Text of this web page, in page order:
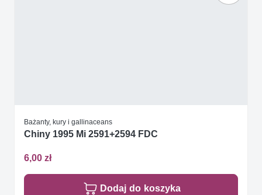
Bażanty, kury i gallinaceans
Chiny 1995 Mi 2591+2594 FDC
6,00 zł
Dodaj do koszyka